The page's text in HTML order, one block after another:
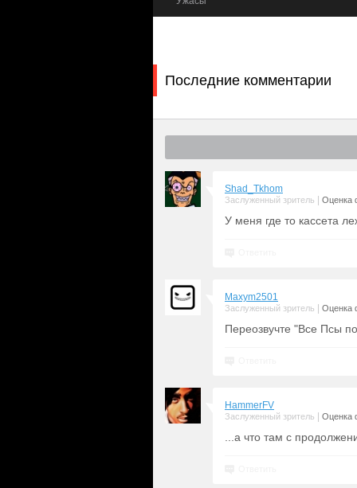
Последние комментарии
Shad_Tkhom
Заслуженный зритель Оценка
У меня где то кассета
Maxym2501
Заслуженный зритель Оценка
Переозвучте "Все Псы
HammerFV
Заслуженный зритель Оценка
...а что там с